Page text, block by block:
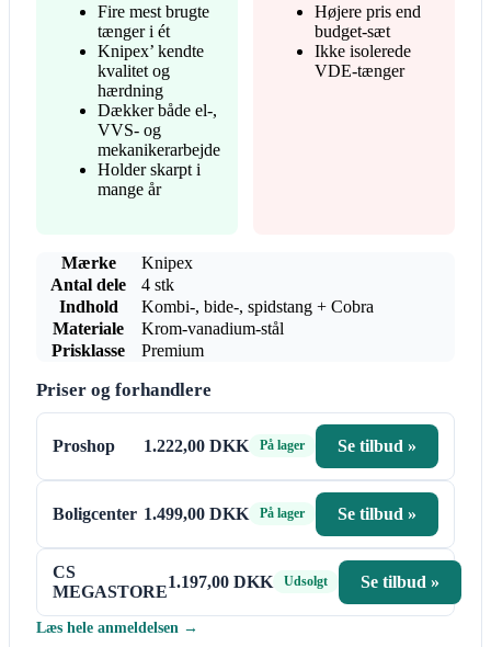
Fire mest brugte
tænger i ét
Knipex’ kendte
kvalitet og
hærdning
Dækker både el-,
VVS- og
mekanikerarbejde
Holder skarpt i
mange år
Højere pris end
budget-sæt
Ikke isolerede
VDE-tænger
Mærke
Knipex
Antal dele
4 stk
Indhold
Kombi-, bide-, spidstang + Cobra
Materiale
Krom-vanadium-stål
Prisklasse
Premium
Priser og forhandlere
Proshop 1.222,00 DKK På lager Se tilbud »
Boligcenter 1.499,00 DKK På lager Se tilbud »
CS
MEGASTORE
1.197,00 DKK Udsolgt Se tilbud »
Læs hele anmeldelsen →